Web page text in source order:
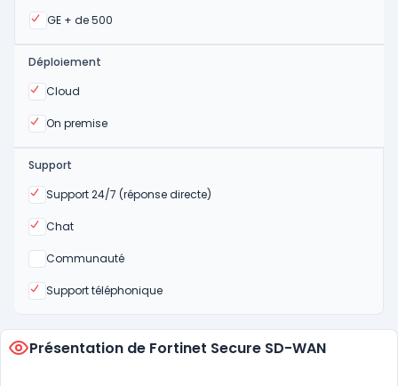
GE + de 500
Oui
Déploiement
Cloud
Oui
On premise
Oui
Support
Support 24/7 (réponse directe)
Oui
Chat
Oui
Communauté
Non
Support téléphonique
Oui
Présentation de Fortinet Secure SD-WAN